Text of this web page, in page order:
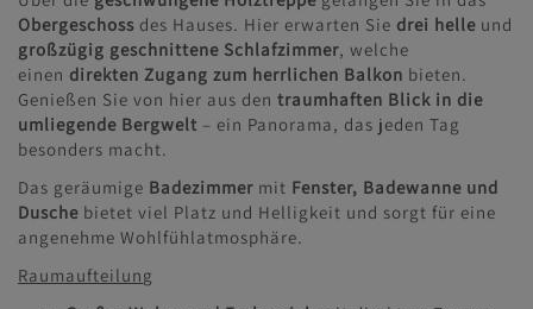
Obergeschoss des Hauses. Hier erwarten Sie drei helle und
großzügig geschnittene Schlafzimmer, welche
einen direkten Zugang zum herrlichen Balkon bieten.
Genießen Sie von hier aus den traumhaften Blick in die
umliegende Bergwelt – ein Panorama, das jeden Tag
besonders macht.
Das geräumige Badezimmer mit Fenster, Badewanne und
Dusche bietet viel Platz und Helligkeit und sorgt für eine
angenehme Wohlfühlatmosphäre.
Raumaufteilung